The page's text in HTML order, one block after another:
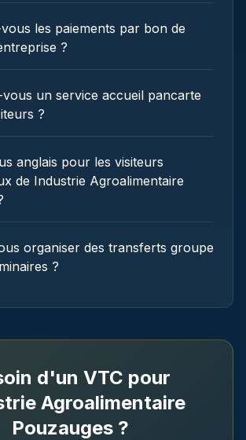
les paiements par bon de
?
un service accueil pancarte
?
anglais pour les visiteurs
de Industrie Agroalimentaire
organiser des transferts groupe
?
d'un VTC pour
Agroalimentaire
Pouzauges?